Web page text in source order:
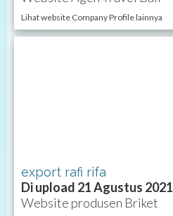
Lihat website Company Profile lainnya
export rafi rifa
Di upload 21 Agustus 2021
Website produsen Briket